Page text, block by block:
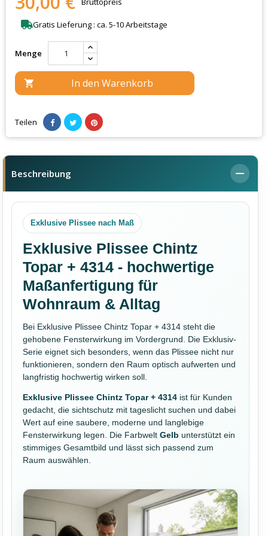
Gratis Lieferung : ca. 5-10 Arbeitstage
Menge
 In den Warenkorb
Teilen
Beschreibung
Exklusive Plissee nach Maß
Exklusive Plissee Chintz
Topar + 4314 - hochwertige
Maßanfertigung für
Wohnraum & Alltag
Bei Exklusive Plissee Chintz Topar + 4314 steht die
gehobene Fensterwirkung im Vordergrund. Die Exklusiv-
Serie eignet sich besonders, wenn das Plissee nicht nur
funktionieren, sondern den Raum optisch aufwerten und
langfristig hochwertig wirken soll.
Exklusive Plissee Chintz Topar + 4314 ist für Kunden
gedacht, die sichtschutz mit tageslicht suchen und dabei
Wert auf eine saubere, moderne und langlebige
Fensterwirkung legen. Die Farbwelt Gelb unterstützt ein
stimmiges Gesamtbild und lässt sich passend zum
Raum auswählen.